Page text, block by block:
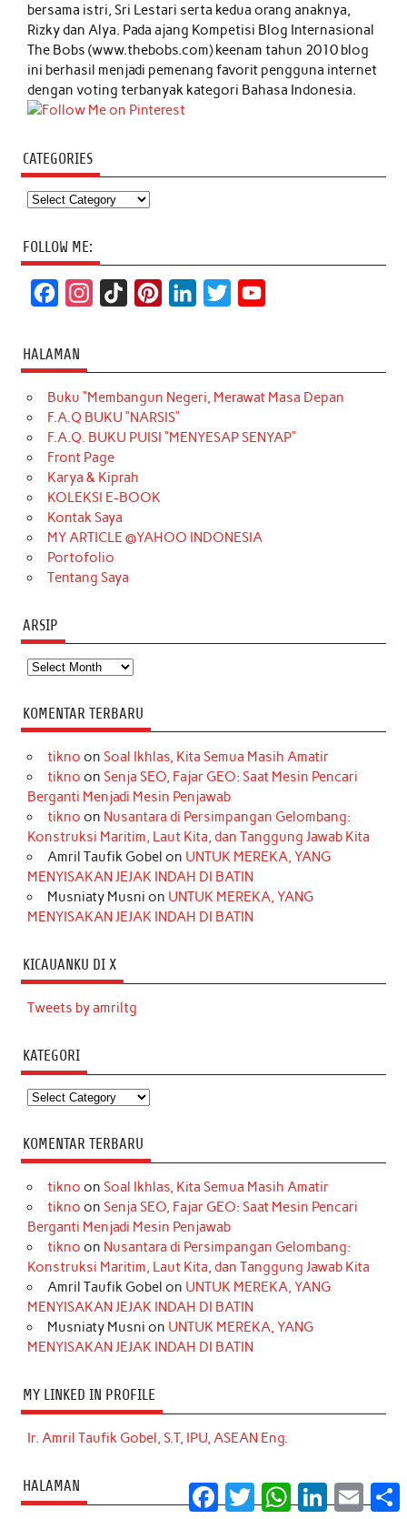
bersama istri, Sri Lestari serta kedua orang anaknya,
Rizky dan Alya. Pada ajang Kompetisi Blog Internasional
The Bobs (www.thebobs.com) keenam tahun 2010 blog
ini berhasil menjadi pemenang favorit pengguna internet
dengan voting terbanyak kategori Bahasa Indonesia.
CATEGORIES
Categories
FOLLOW ME:
c
e
b
o
o
k
t
a
g
r
a
m
T
o
k
t
e
r
k
e
d
t
t
e
T
u
b
HALAMAN
Buku “Membangun Negeri, Merawat Masa Depan
F.A.Q BUKU “NARSIS”
F.A.Q. BUKU PUISI “MENYESAP SENYAP”
Front Page
Karya & Kiprah
KOLEKSI E-BOOK
Kontak Saya
MY ARTICLE @YAHOO INDONESIA
Portofolio
Tentang Saya
ARSIP
Arsip
KOMENTAR TERBARU
tikno on Soal Ikhlas, Kita Semua Masih Amatir
tikno on Senja SEO, Fajar GEO: Saat Mesin Pencari
Berganti Menjadi Mesin Penjawab
tikno on Nusantara di Persimpangan Gelombang:
Konstruksi Maritim, Laut Kita, dan Tanggung Jawab Kita
Amril Taufik Gobel on UNTUK MEREKA, YANG
MENYISAKAN JEJAK INDAH DI BATIN
Musniaty Musni on UNTUK MEREKA, YANG
MENYISAKAN JEJAK INDAH DI BATIN
KICAUANKU DI X
Tweets by amriltg
KATEGORI
Kategori
KOMENTAR TERBARU
tikno on Soal Ikhlas, Kita Semua Masih Amatir
tikno on Senja SEO, Fajar GEO: Saat Mesin Pencari
Berganti Menjadi Mesin Penjawab
tikno on Nusantara di Persimpangan Gelombang:
Konstruksi Maritim, Laut Kita, dan Tanggung Jawab Kita
Amril Taufik Gobel on UNTUK MEREKA, YANG
MENYISAKAN JEJAK INDAH DI BATIN
Musniaty Musni on UNTUK MEREKA, YANG
MENYISAKAN JEJAK INDAH DI BATIN
MY LINKED IN PROFILE
Ir. Amril Taufik Gobel, S.T, IPU, ASEAN Eng.
HALAMAN Facebook
Twitter WhatsApp
LinkedInEmail